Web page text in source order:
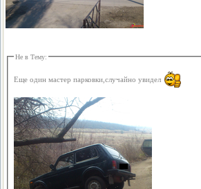
Не в Тему:
Еще один мастер парковки,случайно увидел